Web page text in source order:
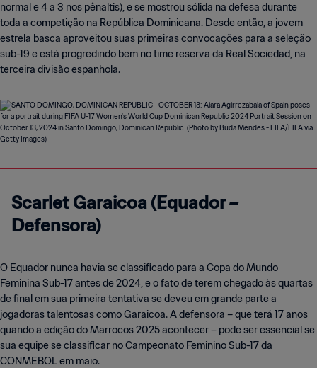
normal e 4 a 3 nos pênaltis), e se mostrou sólida na defesa durante
toda a competição na República Dominicana. Desde então, a jovem
estrela basca aproveitou suas primeiras convocações para a seleção
sub-19 e está progredindo bem no time reserva da Real Sociedad, na
terceira divisão espanhola.
Scarlet Garaicoa (Equador –
Defensora)
O Equador nunca havia se classificado para a Copa do Mundo
Feminina Sub-17 antes de 2024, e o fato de terem chegado às quartas
de final em sua primeira tentativa se deveu em grande parte a
jogadoras talentosas como Garaicoa. A defensora – que terá 17 anos
quando a edição do Marrocos 2025 acontecer – pode ser essencial se
sua equipe se classificar no Campeonato Feminino Sub-17 da
CONMEBOL em maio.